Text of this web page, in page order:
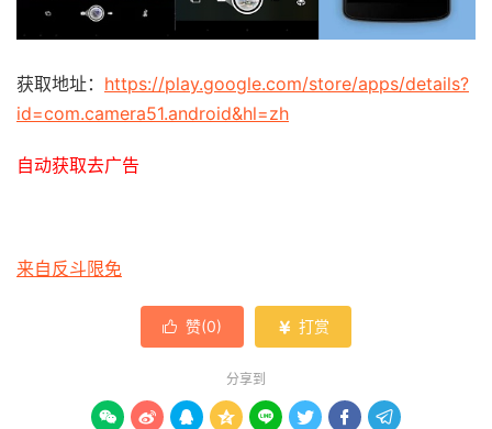
获取地址： https://play.google.com/store/apps/details?
id=com.camera51.android&hl=zh
自动获取去广告
来自反斗限免
 赞(0)  打赏
分享到
       